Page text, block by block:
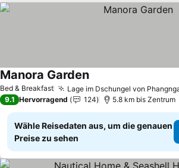
Bed & Breakfast Lage im Dschungel von
Manora GardenPreise sehen
9.1 Hervorragend 124 5.8 km bis Zentrum
Wähle Reisedaten aus, um die genauen
Preise zu sehen